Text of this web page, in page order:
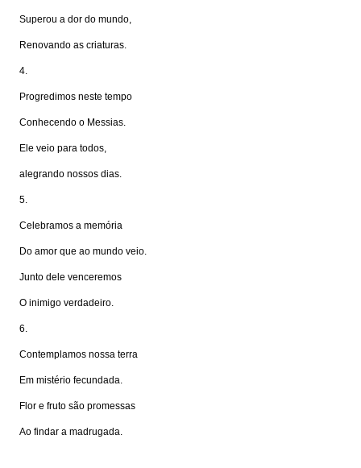
Superou a dor do mundo,
Renovando as criaturas.
4.
Progredimos neste tempo
Conhecendo o Messias.
Ele veio para todos,
alegrando nossos dias.
5.
Celebramos a memória
Do amor que ao mundo veio.
Junto dele venceremos
O inimigo verdadeiro.
6.
Contemplamos nossa terra
Em mistério fecundada.
Flor e fruto são promessas
Ao findar a madrugada.